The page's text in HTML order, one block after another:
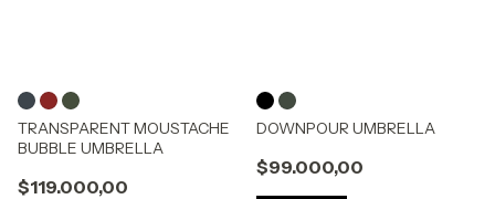
TRANSPARENT MOUSTACHE
BUBBLE UMBRELLA
$119.000,00
DOWNPOUR UMBRELLA
$99.000,00